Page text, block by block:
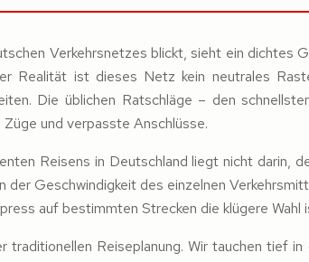
Verkehrsnetzes blickt, sieht ein dichtes
Realität ist dieses Netz kein neutrales
Die üblichen Ratschläge – den
und verpasste Anschlüsse.
Reisens in Deutschland liegt nicht darin,
der Geschwindigkeit des einzelnen
auf bestimmten Strecken die klügere
traditionellen Reiseplanung. Wir tauchen tief